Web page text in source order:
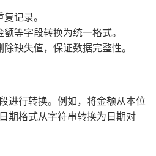
记录。
等字段转换为统一格式。
除缺失值，保证数据完整性。
进行转换。例如，将金额从本位
期格式从字符串转换为日期对